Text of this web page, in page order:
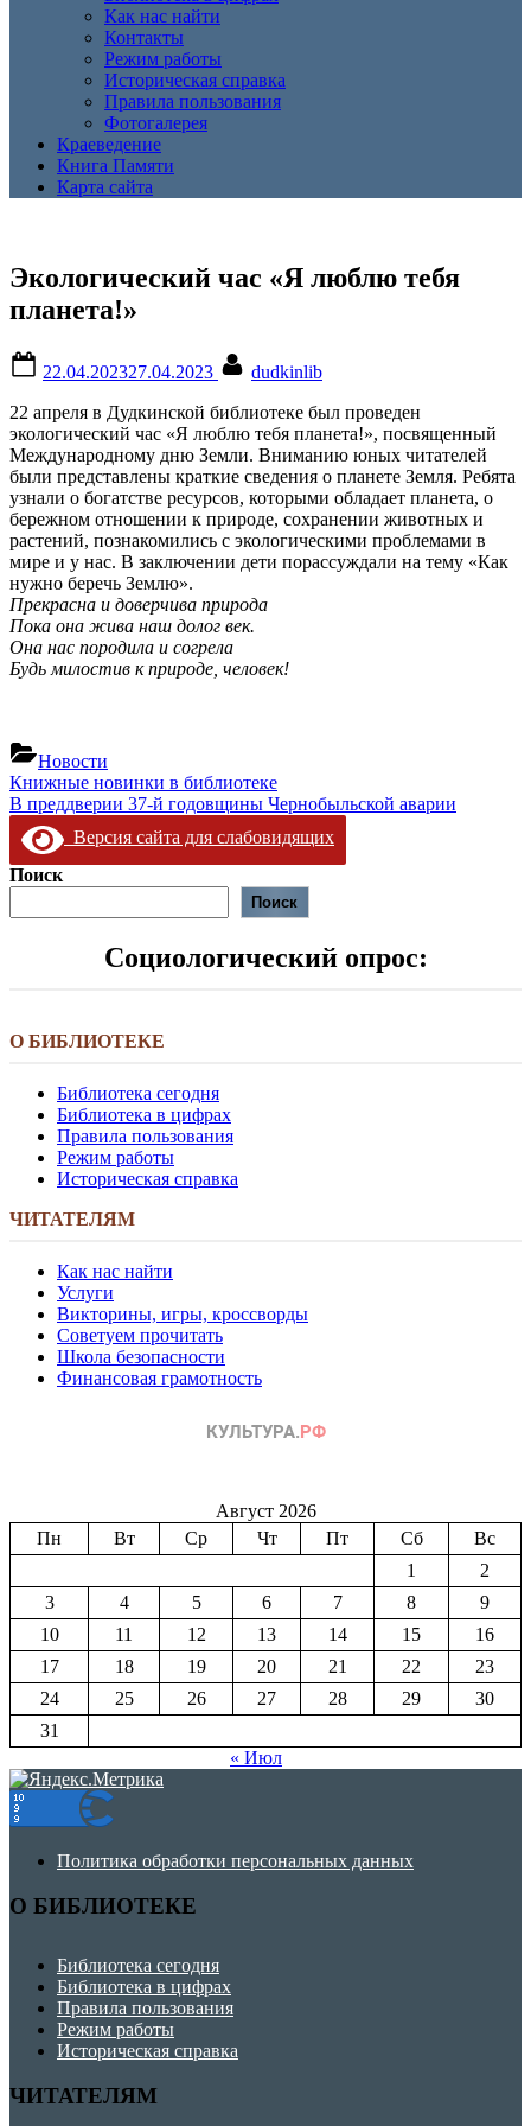
Как нас найти
Контакты
Режим работы
Историческая справка
Правила пользования
Фотогалерея
Краеведение
Книга Памяти
Карта сайта
Экологический час «Я люблю тебя
планета!»
on
22.04.202327.04.2023
dudkinlib
22 апреля в Дудкинской библиотеке был проведен
экологический час «Я люблю тебя планета!», посвященный
Международному дню Земли. Вниманию юных читателей
были представлены краткие сведения о планете Земля. Ребята
узнали о богатстве ресурсов, которыми обладает планета, о
бережном отношении к природе, сохранении животных и
растений, познакомились с экологическими проблемами в
мире и у нас. В заключении дети порассуждали на тему «Как
нужно беречь Землю».
Прекрасна и доверчива природа
Пока она жива наш долог век.
Она нас породила и согрела
Будь милостив к природе, человек!
Новости
Навигация
по
записям
Предыдущая
запись:
Книжные новинки в библиотеке
Следующая
запись:
В преддверии 37-й годовщины Чернобыльской аварии
Версия сайта для слабовидящих
Поиск
Поиск
Социологический опрос:
О БИБЛИОТЕКЕ
Библиотека сегодня
Библиотека в цифрах
Правила пользования
Режим работы
Историческая справка
ЧИТАТЕЛЯМ
Как нас найти
Услуги
Викторины, игры, кроссворды
Советуем прочитать
Школа безопасности
Финансовая грамотность
Август 2026
Пн
Вт Ср Чт Пт Сб
Вс
1
2
3
4 5 6 7 8
9
10
11 12 13 14 15
16
17
18 19 20 21 22
23
24
25 26 27 28 29
30
31
« Июл
Политика обработки персональных данных
О БИБЛИОТЕКЕ
Библиотека сегодня
Библиотека в цифрах
Правила пользования
Режим работы
Историческая справка
ЧИТАТЕЛЯМ